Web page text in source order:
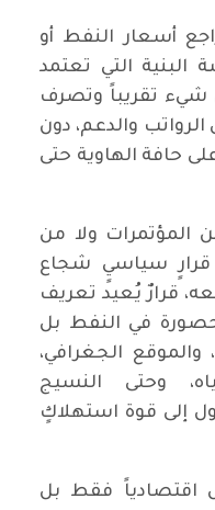
أسعار النفط أو
التي تعتمد
شيء تقريباً وتصرف
على الرواتب والدعم، دون
حافة الهاوية حتى
المؤتمرات ولا من
قرارٍ سياسيٍ شجاع
قرارٌ يُعيد تعريف
في النفط بل
والموقع الجغرافي،
وحتى النسيج
إلى قوة استهلاكٍ
اقتصادياً فقط بل